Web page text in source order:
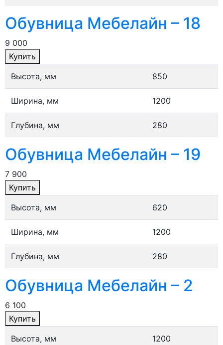
Обувница Мебелайн – 18
9 000
Купить
Высота, мм
850
Ширина, мм 1200
Глубина, мм 280
Обувница Мебелайн – 19
7 900
Купить
Высота, мм
620
Ширина, мм 1200
Глубина, мм 280
Обувница Мебелайн – 2
6 100
Купить
Высота, мм
1200